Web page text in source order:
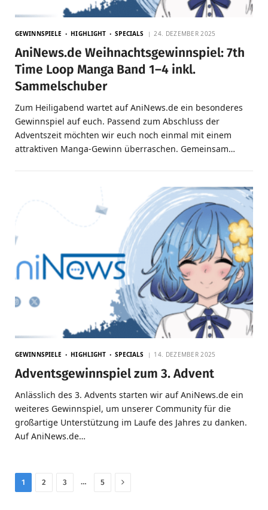
GEWINNSPIELE HIGHLIGHT SPECIALS 24. DEZEMBER 2025
AniNews.de Weihnachtsgewinnspiel: 7th
Time Loop Manga Band 1–4 inkl.
Sammelschuber
Zum Heiligabend wartet auf AniNews.de ein besonderes
Gewinnspiel auf euch. Passend zum Abschluss der
Adventszeit möchten wir euch noch einmal mit einem
attraktiven Manga-Gewinn überraschen. Gemeinsam…
GEWINNSPIELE HIGHLIGHT SPECIALS 14. DEZEMBER 2025
Adventsgewinnspiel zum 3. Advent
Anlässlich des 3. Advents starten wir auf AniNews.de ein
weiteres Gewinnspiel, um unserer Community für die
großartige Unterstützung im Laufe des Jahres zu danken.
Auf AniNews.de…
1 2 3 … 5 Next